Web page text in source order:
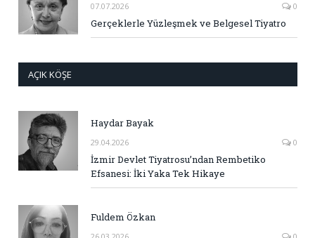
07.07.2026 0
Gerçeklerle Yüzleşmek ve Belgesel Tiyatro
AÇIK KÖŞE
Haydar Bayak
29.04.2026 0
İzmir Devlet Tiyatrosu’ndan Rembetiko
Efsanesi: İki Yaka Tek Hikaye
Fuldem Özkan